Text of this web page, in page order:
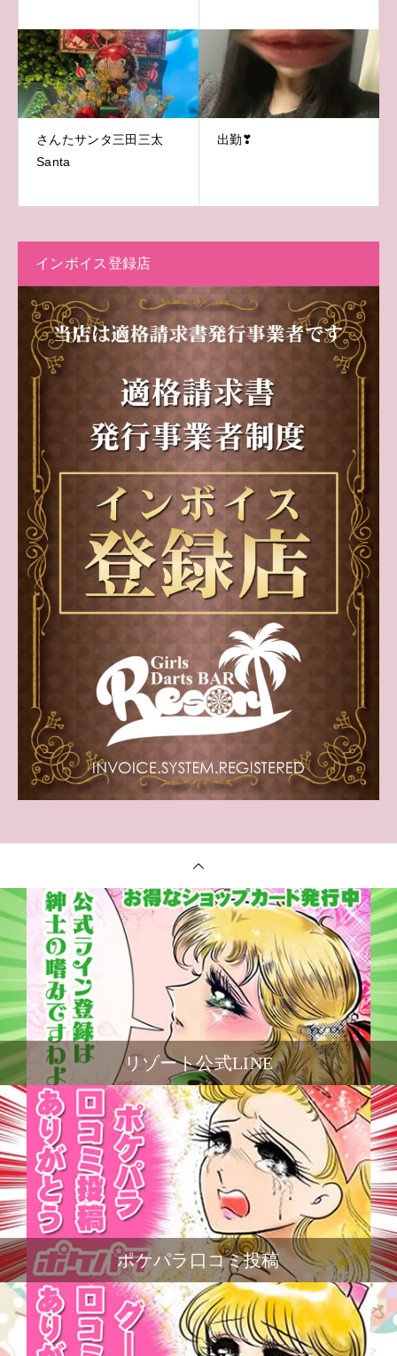
さんたサンタ三田三太
Santa
出勤❣
インボイス登録店
リゾート公式LINE
ポケパラ口コミ投稿